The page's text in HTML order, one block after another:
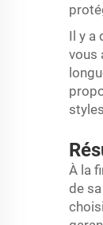
Il y a
vous
À la
de